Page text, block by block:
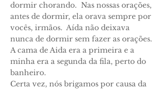
dormir chorando. Nas nossas orações,
antes de dormir, ela orava sempre por
vocês, irmãos. Aída não deixava
nunca de dormir sem fazer as orações.
A cama de Aida era a primeira e a
minha era a segunda da fila, perto do
banheiro.
Certa vez, nós brigamos por causa da